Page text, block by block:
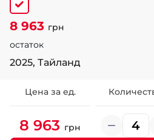
8 963 грн
остаток
2025, Тайланд
Цена за ед.
8 963 грн